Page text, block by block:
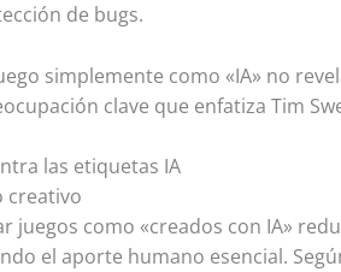
de bugs.
simplemente como «IA» no
clave que enfatiza Tim
las etiquetas IA
creativo
juegos como «creados con IA»
el aporte humano esencial.